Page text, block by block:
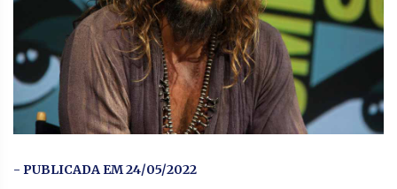
- PUBLICADA EM 24/05/2022